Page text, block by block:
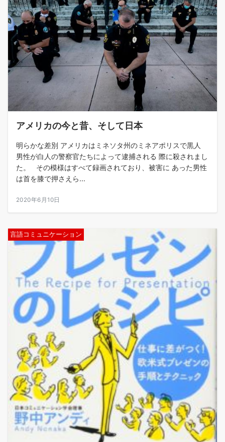
アメリカの今と昔、そして日本
明らかな差別 アメリカはミネソタ州のミネアポリスで黒人
男性が白人の警察官たちによって逮捕される 際に殺されまし
た。 その模様はすべて録画されており、被害に あった男性
は首を膝で押さえら...
2020年6月10日
言語コミュニケーション